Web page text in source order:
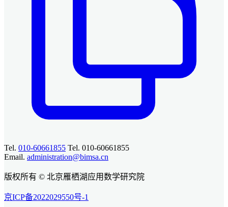
Tel. 010-60661855 Tel. 010-60661855
Email. administration@bimsa.cn
版权所有 © 北京雁栖湖应用数学研究院
京ICP备2022029550号-1